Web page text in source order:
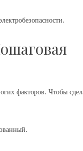
факторов. Чтобы